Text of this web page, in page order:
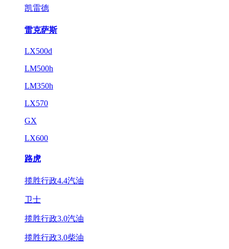
凯雷德
雷克萨斯
LX500d
LM500h
LM350h
LX570
GX
LX600
路虎
揽胜行政4.4汽油
卫士
揽胜行政3.0汽油
揽胜行政3.0柴油